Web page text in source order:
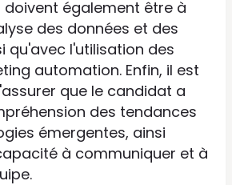
doivent également être à
des données et des
qu'avec l'utilisation des
automation. Enfin, il est
que le candidat a
des tendances
émergentes, ainsi
à communiquer et à